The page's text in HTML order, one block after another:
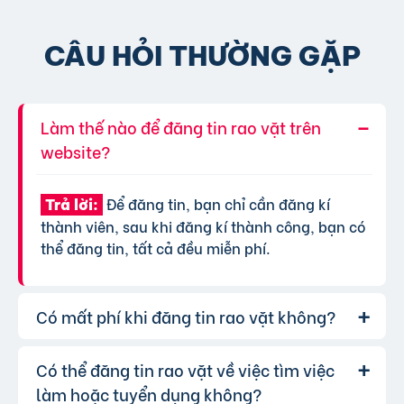
CÂU HỎI THƯỜNG GẶP
Làm thế nào để đăng tin rao vặt trên
website?
Trả lời: Để đăng tin, bạn chỉ cần đăng kí
thành viên, sau khi đăng kí thành công, bạn có
thể đăng tin, tất cả đều miễn phí.
Có mất phí khi đăng tin rao vặt không?
Trả lời: Chúng tôi cung cấp gói đăng tin miễn
phí cơ bản cho tất cả người dùng. Tuy nhiên, để
Có thể đăng tin rao vặt về việc tìm việc
làm hoặc tuyển dụng không?